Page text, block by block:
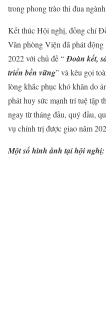
trong phong trào thi đua
Kết thúc Hội nghị, đồng chí
Văn phòng Viện đã phát
2022 với chủ đề “ Đoàn kết,
triển bền vững” và kêu gọi
lòng khắc phục khó khăn do
phát huy sức mạnh trí tuệ tập
ngay từ tháng đầu, quý đầu,
vụ chính trị được giao năm
Một số hình ảnh tại hội nghị: